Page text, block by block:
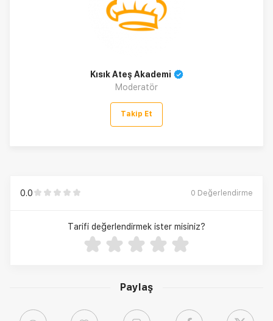
Paylaş
Kısık Ateş Akademi
Moderatör
Takip Et
0.0 0 Değerlendirme
Tarifi değerlendirmek ister misiniz?